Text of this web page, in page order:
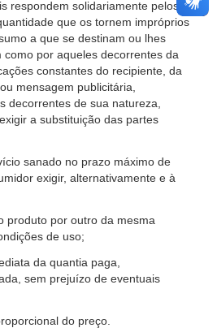
respondem solidariamente pelos
que os tornem impróprios
a que se destinam ou lhes
como por aqueles decorrentes da
constantes do recipiente, da
mensagem publicitária,
decorrentes de sua natureza,
a substituição das partes
sanado no prazo máximo de
exigir, alternativamente e à
produto por outro da mesma
de uso;
da quantia paga,
sem prejuízo de eventuais
do preço.